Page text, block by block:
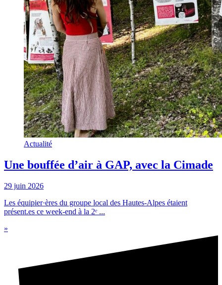
Actualité
Une bouffée d’air à GAP, avec la Cimade
29 juin 2026
Les équipier·ères du groupe local des Hautes-Alpes étaient
présent.es ce week-end à la 2ᵉ ...
»